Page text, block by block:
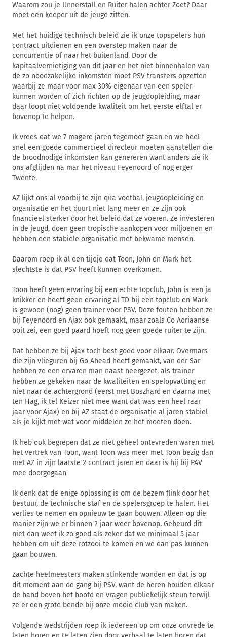
Waarom zou je Unnerstall en Ruiter halen achter Zoet? Daar
moet een keeper uit de jeugd zitten.
Met het huidige technisch beleid zie ik onze topspelers hun
contract uitdienen en een overstep maken naar de
concurrentie of naar het buitenland. Door de
kapitaalvernietiging van dit jaar en het niet binnenhalen van
de zo noodzakelijke inkomsten moet PSV transfers opzetten
waarbij ze maar voor max 30% eigenaar van een speler
kunnen worden of zich richten op de jeugdopleiding, maar
daar loopt niet voldoende kwaliteit om het eerste elftal er
bovenop te helpen.
Ik vrees dat we 7 magere jaren tegemoet gaan en we heel
snel een goede commercieel directeur moeten aanstellen die
de broodnodige inkomsten kan genereren want anders zie ik
ons afglijden na mar het niveau Feyenoord of nog erger
Twente.
AZ lijkt ons al voorbij te zijn qua voetbal, jeugdopleiding en
organisatie en het duurt niet lang meer en ze zijn ook
financieel sterker door het beleid dat ze voeren. Ze investeren
in de jeugd, doen geen tropische aankopen voor miljoenen en
hebben een stabiele organisatie met bekwame mensen.
Daarom roep ik al een tijdje dat Toon, John en Mark het
slechtste is dat PSV heeft kunnen overkomen.
Toon heeft geen ervaring bij een echte topclub, John is een ja
knikker en heeft geen ervaring al TD bij een topclub en Mark
is gewoon (nog) geen trainer voor PSV. Deze fouten hebben ze
bij Feyenoord en Ajax ook gemaakt, maar zoals Co Adriaanse
ooit zei, een goed paard hoeft nog geen goede ruiter te zijn.
Dat hebben ze bij Ajax toch best goed voor elkaar. Overmars
die zijn vlieguren bij Go Ahead heeft gemaakt, van der Sar
hebben ze een ervaren man naast neergezet, als trainer
hebben ze gekeken naar de kwaliteiten en spelopvatting en
niet naar de achtergrond (eerst met Boszhard en daarna met
ten Hag, ik tel Keizer niet mee want dat was een heel raar
jaar voor Ajax) en bij AZ staat de organisatie al jaren stabiel
als je kijkt met wat voor middelen ze het moeten doen.
Ik heb ook begrepen dat ze niet geheel ontevreden waren met
het vertrek van Toon, want Toon was meer met Toon bezig dan
met AZ in zijn laatste 2 contract jaren en daar is hij bij PAV
mee doorgegaan
Ik denk dat de enige oplossing is om de bezem flink door het
bestuur, de technische staf en de spelersgroep te halen. Het
verlies te nemen en opnieuw te gaan bouwen. Alleen op die
manier zijn we er binnen 2 jaar weer bovenop. Gebeurd dit
niet dan weet ik zo goed als zeker dat we minimaal 5 jaar
hebben om uit deze rotzooi te komen en we dan pas kunnen
gaan bouwen.
Zachte heelmeesters maken stinkende wonden en dat is op
dit moment aan de gang bij PSV, want de heren houden elkaar
de hand boven het hoofd en vragen publiekelijk steun terwijl
ze er een grote bende bij onze mooie club van maken.
Volgende wedstrijden roep ik iedereen op om onze onvrede te